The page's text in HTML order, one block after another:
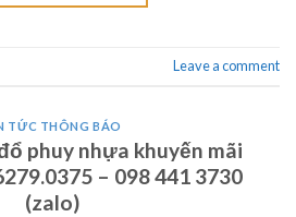
Leave a comment
TỨC THÔNG BÁO
phuy nhựa khuyến mãi
– 098 441 3730
(zalo)